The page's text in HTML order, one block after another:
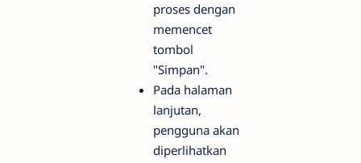
proses dengan
memencet
tombol
"Simpan".
Pada halaman
lanjutan,
pengguna akan
diperlihatkan